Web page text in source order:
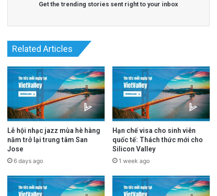
Get the trending stories sent right to your inbox
Related Articles
Lễ hội nhạc jazz mùa hè hàng
năm trở lại trung tâm San
Jose
6 days ago
Hạn chế visa cho sinh viên
quốc tế: Thách thức mới cho
Silicon Valley
1 week ago